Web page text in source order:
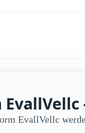
EvallVellc